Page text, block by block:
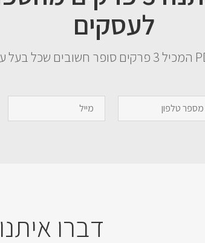
לעסקים
דברו איתנו